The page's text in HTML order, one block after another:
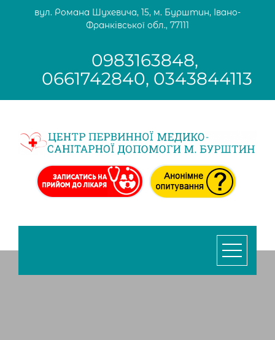
вул. Романа Шухевича, 15, м. Бурштин, Івано-
Франківської обл., 77111
0983163848,
0661742840, 0343844113